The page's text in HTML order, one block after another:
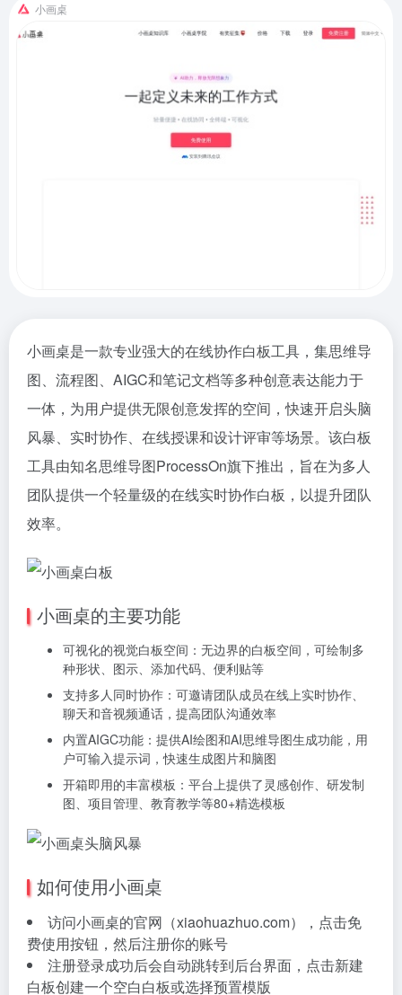
小画桌
小画桌是一款专业强大的在线协作白板工具，集思维导
图、流程图、AIGC和笔记文档等多种创意表达能力于
一体，为用户提供无限创意发挥的空间，快速开启头脑
风暴、实时协作、在线授课和设计评审等场景。该白板
工具由知名思维导图ProcessOn旗下推出，旨在为多人
团队提供一个轻量级的在线实时协作白板，以提升团队
效率。
小画桌的主要功能
可视化的视觉白板空间：无边界的白板空间，可绘制多
种形状、图示、添加代码、便利贴等
支持多人同时协作：可邀请团队成员在线上实时协作、
聊天和音视频通话，提高团队沟通效率
内置AIGC功能：提供AI绘图和AI思维导图生成功能，用
户可输入提示词，快速生成图片和脑图
开箱即用的丰富模板：平台上提供了灵感创作、研发制
图、项目管理、教育教学等80+精选模板
如何使用小画桌
访问小画桌的官网（xiaohuazhuo.com），点击免
费使用按钮，然后注册你的账号
注册登录成功后会自动跳转到后台界面，点击新建
白板创建一个空白白板或选择预置模版